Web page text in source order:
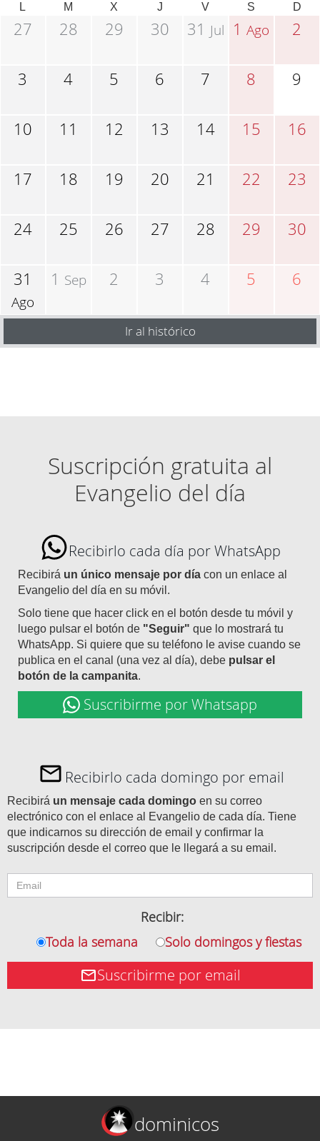
L M X J V S D
27 28 29 30 31 Jul 1Ago 2
3 4 5 6 7 8 9
10 11 12 13 14 15 16
17 18 19 20 21 22 23
24 25 26 27 28 29 30
31
Ago
1 Sep 2 3 4 5 6
Ir al histórico
Suscripción gratuita al
Evangelio del día
Recibirlo cada día por WhatsApp
Recibirá un único mensaje por día con un enlace al
Evangelio del día en su móvil.
Solo tiene que hacer click en el botón desde tu móvil y
luego pulsar el botón de "Seguir" que lo mostrará tu
WhatsApp. Si quiere que su teléfono le avise cuando se
publica en el canal (una vez al día), debe pulsar el
botón de la campanita.
Suscribirme por Whatsapp
Recibirlo cada domingo por email
Recibirá un mensaje cada domingo en su correo
electrónico con el enlace al Evangelio de cada día. Tiene
que indicarnos su dirección de email y confirmar la
suscripción desde el correo que le llegará a su email.
Recibir:
Toda la semana
Solo domingos y fiestas
Suscribirme por email
dominicos